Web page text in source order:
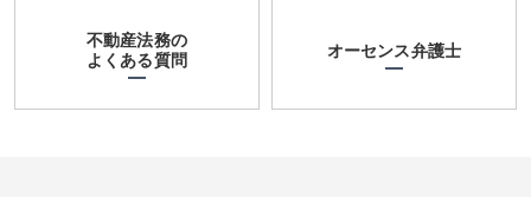
不動産法務の
よくある質問
オーセンス弁護士